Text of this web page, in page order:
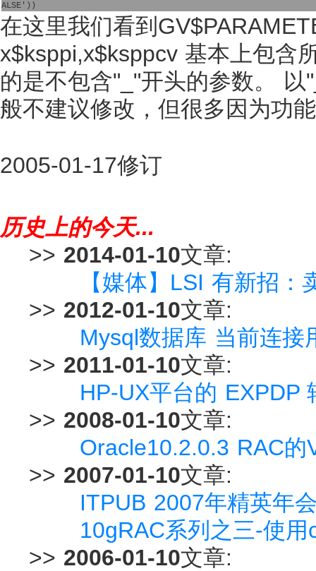
在这里我们看到
x$ksppi,x$ksppcv 基本上包含
的是不包含"_"开头的参数。
般不建议修改，但很多因为功
2005-01-17修订
历史上的今天...
>> 2014-01-10文章:
【媒体】LSI 有新招
>> 2012-01-10文章:
Mysql数据库 当前连接
>> 2011-01-10文章:
HP-UX平台的 EXPDP
>> 2008-01-10文章:
Oracle10.2.0.3 RAC的
>> 2007-01-10文章:
ITPUB 2007年精英年
10gRAC系列之三-使
>> 2006-01-10文章: